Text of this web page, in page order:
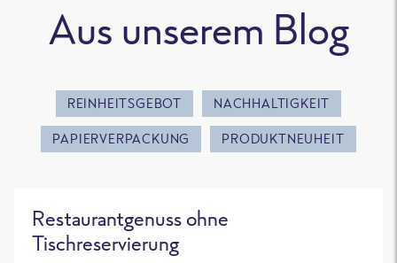
Aus unserem Blog
REINHEITSGEBOT NACHHALTIGKEIT
PAPIERVERPACKUNG PRODUKTNEUHEIT
Restaurantgenuss ohne
Tischreservierung